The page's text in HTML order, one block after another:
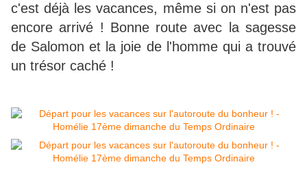
c'est déjà les vacances, même si on n'est pas
encore arrivé ! Bonne route avec la sagesse
de Salomon et la joie de l'homme qui a trouvé
un trésor caché !